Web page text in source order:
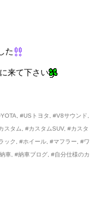
た
来て下さい
#USトヨタ #V8サウンド
スタム #カスタムSUV, #カスタ
ック #ホイール #マフラー
#ワ
車 #納車ブログ #自分仕様のカ